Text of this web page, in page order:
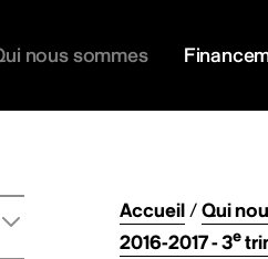
nous sommes
Accueil/Qui
2016-2017 - 3e